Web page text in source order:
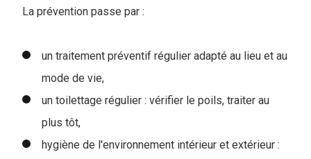
La prévention passe par :
un traitement préventif régulier adapté au lieu et au
mode de vie,
un toilettage régulier : vérifier le poils, traiter au
plus tôt,
hygiène de l'environnement intérieur et extérieur :